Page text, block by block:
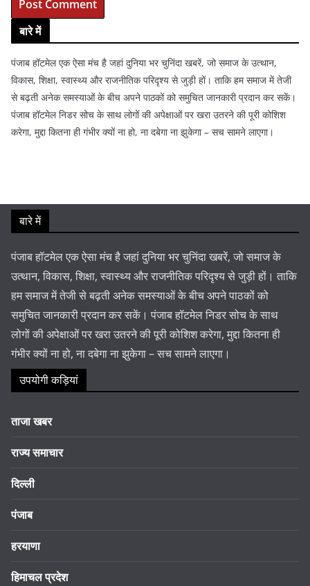
बारे में
पंजाब हॉटमेल एक ऐसा मंच है जहां दुनिया भर चुनिंदा खबरें, जो समाज के उत्थान,
विकास, शिक्षा, स्वास्थ्य और राजनीतिक परिदृश्य से जुड़ी हों। ताकि हम समाज में तेजी
से बढ़ती अनेक समस्याओं के बीच अपने पाठकों को समुचित जानकारी प्रदान कर सकें।
पंजाब हॉटमेल निडर सोच के साथ लोगों की अपेक्षाओं पर खरा उतरने की पूरी कोशिश
करेगा, मुद्दा कितना ही गंभीर क्यों ना हो, ना दबेगा ना झुकेगा – सच सामने लाएगा।
बारे में
पंजाब हॉटमेल एक ऐसा मंच है जहां दुनिया भर चुनिंदा खबरें, जो समाज के
उत्थान, विकास, शिक्षा, स्वास्थ्य और राजनीतिक परिदृश्य से जुड़ी हों। ताकि
हम समाज में तेजी से बढ़ती अनेक समस्याओं के बीच अपने पाठकों को
समुचित जानकारी प्रदान कर सकें। पंजाब हॉटमेल निडर सोच के साथ
लोगों की अपेक्षाओं पर खरा उतरने की पूरी कोशिश करेगा, मुद्दा कितना ही
गंभीर क्यों ना हो, ना दबेगा ना झुकेगा – सच सामने लाएगा।
उपयोगी कड़ियां
ताजा खबर
राज्य समाचार
दिल्ली
पंजाब
हरयाणा
हिमाचल प्रदेश